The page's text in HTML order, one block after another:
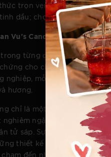
trọn vẹn thính giác của
dầu; chọn bấc quá nhỏ,
Vu's Candles: Chuẩn Mực
từng công đoạn chế
cho chất lượng và sự
nghiệp, mỗi tuyệt tác ra đời
hương.
chỉ là một sản phẩm, mà
nghiêm ngặt. Quá trình này
tử sáp. Sự tỉ mỉ trong việc
thiết kế của Vivian Vu's
đến những tầng sâu